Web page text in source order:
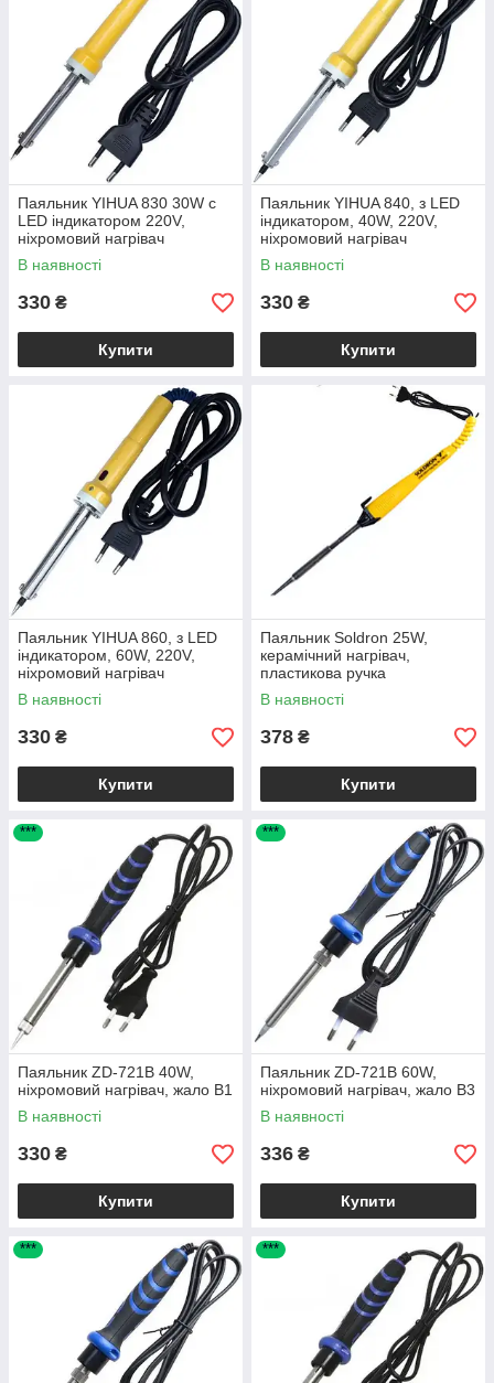
Паяльник YIHUA 830 30W c
LED індикатором 220V,
ніхромовий нагрівач
В наявності
330 ₴
Купити
Паяльник YIHUA 840, з LED
індикатором, 40W, 220V,
ніхромовий нагрівач
В наявності
330 ₴
Купити
Паяльник YIHUA 860, з LED
індикатором, 60W, 220V,
ніхромовий нагрівач
В наявності
330 ₴
Купити
Паяльник Soldron 25W,
керамічний нагрівач,
пластикова ручка
В наявності
378 ₴
Купити
***
Паяльник ZD-721B 40W,
ніхромовий нагрівач, жало B1
В наявності
330 ₴
Купити
***
Паяльник ZD-721B 60W,
ніхромовий нагрівач, жало B3
В наявності
336 ₴
Купити
*** ***